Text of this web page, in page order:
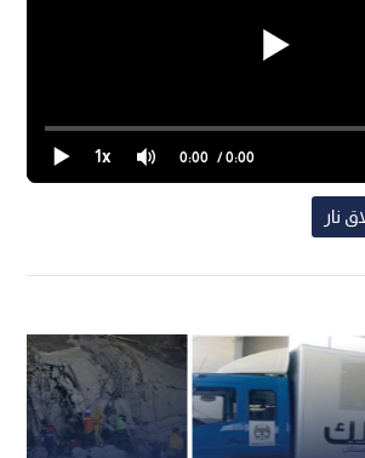
1x 0:00 / 0:00
نار